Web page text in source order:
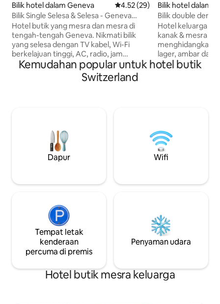
Bilik hotel dalam Geneva Penarafan purata 4.52
4.52 (29)
Bilik Single Selesa & Selesa - Geneva
Heart '2
Hotel butik yang mesra dan mesra di
tengah-tengah Geneva. Nikmati bilik
yang selesa dengan TV kabel, Wi-Fi
berkelajuan tinggi, AC, radio, jam
penggera, peti keselamatan, mesin kopi,
dan telefon dail terus. Hanya beberapa
langkah dari tasik, Old Town, dan
semua tetamu semasa penginapan
mereka (kad tersedia atas permintaan di
meja sambut tetamu) -secara meneroka
bandar dengan mudah dan mudah.
Bilik hotel dalam
d
Bilik double
Hotel keluarga
kanak & mesra
menghidangkan
lager, ambar dan
yang terkenal.
bahawa gambar-
bilik. Kami
tetapi mereka
suasana selesa
Kemudahan popular untuk hotel butik
Switzerland
Dapur Wifi
Tempat letak
kenderaan
percuma di premis
Penyaman udara
Hotel butik mesra keluarga